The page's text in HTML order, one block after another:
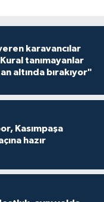
karavancılar
tanımayanlar
altında bırakıyor"
Kasımpaşa
hazır